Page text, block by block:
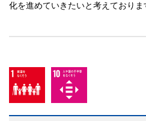
化を進めていきたいと考えておりま